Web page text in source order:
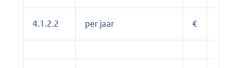
4.1.2.2 per jaar €